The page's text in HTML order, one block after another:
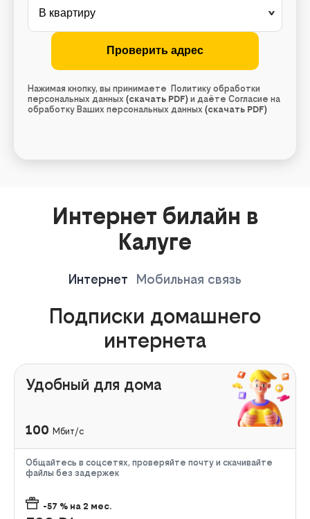
Нажимая кнопку, вы принимаете Политику обработки
персональных данных (скачать PDF) и даёте Согласие на
обработку Ваших персональных данных (скачать PDF)
Интернет билайн в
Калуге
Интернет Мобильная связь
Подписки домашнего
интернета
Удобный для дома
100 Мбит/с
Общайтесь в соцсетях, проверяйте почту и скачивайте
файлы без задержек
-57 % на 2 мес.